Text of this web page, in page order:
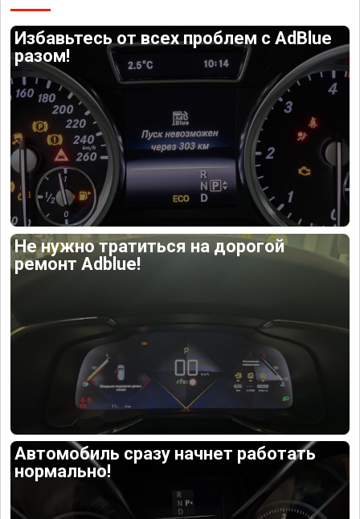
Избавьтесь от всех проблем с AdBlue
разом!
Не нужно тратиться на дорогой
ремонт Adblue!
Автомобиль сразу начнет работать
нормально!